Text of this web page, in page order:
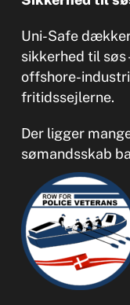
Uni-Safe
sikkerhed til søs
offshore-
fritidssejlerne.
Der ligger
sømandsskab